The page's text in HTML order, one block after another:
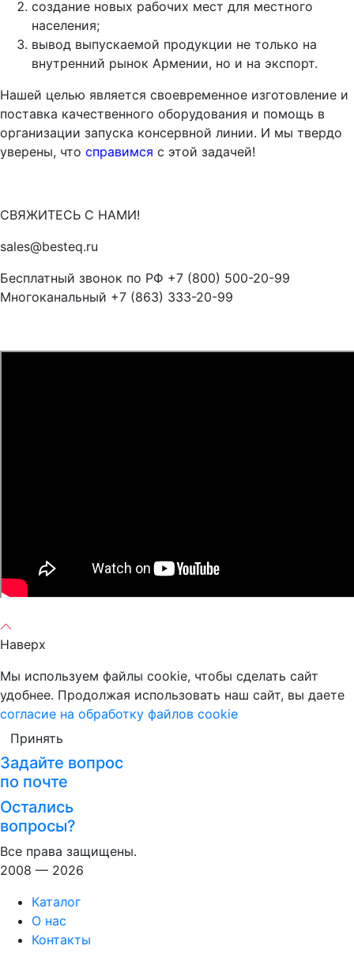
создание новых рабочих мест для местного
населения;
вывод выпускаемой продукции не только на
внутренний рынок Армении, но и на экспорт.
Нашей целью является своевременное изготовление и
поставка качественного оборудования и помощь в
организации запуска консервной линии. И мы твердо
уверены, что справимся с этой задачей!
СВЯЖИТЕСЬ С НАМИ!
sales@besteq.ru
Бесплатный звонок по РФ +7 (800) 500-20-99
Многоканальный +7 (863) 333-20-99
Наверх
Мы используем файлы cookie, чтобы сделать сайт
удобнее. Продолжая использовать наш сайт, вы даете
согласие на обработку файлов cookie
Принять
Задайте вопрос
по почте
Остались
вопросы?
Все права защищены.
2008 — 2026
Каталог
О нас
Контакты